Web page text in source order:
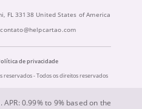
FL 33138 United States of America
contato@helpcartao.com
de privacidade
reservados - Todos os direitos reservados
0.99% to 9% based on the